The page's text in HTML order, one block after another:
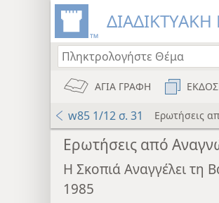
ΑΓΙΑ ΓΡΑΦΗ
w85 1/12 σ. 31 Ερωτήσεις
Ερωτήσεις από
Η Σκοπιά Αναγγέλει τη
1985